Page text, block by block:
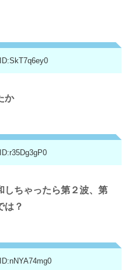
ID:SkT7q6ey0
か
ID:r35Dg3gP0
しちゃったら第２波、第
は？
ID:nNYA74mg0